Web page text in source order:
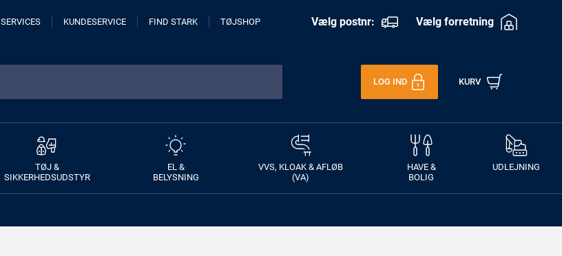
SERVICES KUNDESERVICE FIND STARK TØJSHOP Vælg postnr: Vælg forretning
LOG IND KURV
TØJ &
SIKKERHEDSUDSTYR
EL &
BELYSNING
VVS, KLOAK & AFLØB
(VA)
HAVE &
BOLIG
UDLEJNING